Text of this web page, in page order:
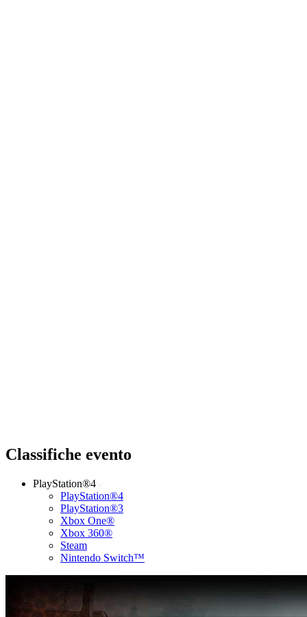
Classifiche evento
PlayStation®4
PlayStation®4
PlayStation®3
Xbox One®
Xbox 360®
Steam
Nintendo Switch™